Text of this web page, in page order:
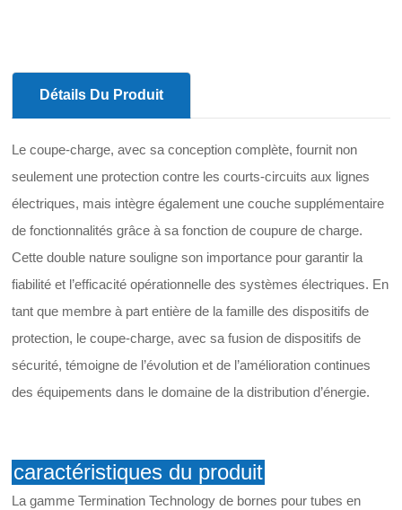
Détails Du Produit
Le coupe-charge, avec sa conception complète, fournit non
seulement une protection contre les courts-circuits aux lignes
électriques, mais intègre également une couche supplémentaire
de fonctionnalités grâce à sa fonction de coupure de charge.
Cette double nature souligne son importance pour garantir la
fiabilité et l’efficacité opérationnelle des systèmes électriques. En
tant que membre à part entière de la famille des dispositifs de
protection, le coupe-charge, avec sa fusion de dispositifs de
sécurité, témoigne de l’évolution et de l’amélioration continues
des équipements dans le domaine de la distribution d’énergie.
caractéristiques du produit
La gamme Termination Technology de bornes pour tubes en